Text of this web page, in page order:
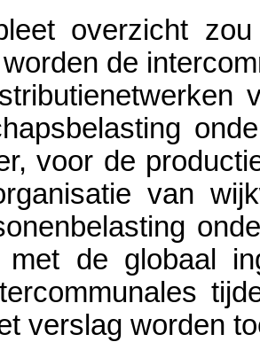
overzicht
de
voor de
van
de globaal
verslag worden